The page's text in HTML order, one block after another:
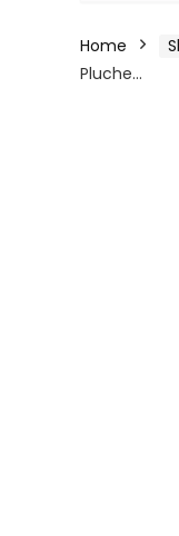
Home
Pluche…